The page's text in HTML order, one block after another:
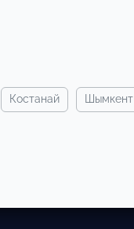
костанай шымкент